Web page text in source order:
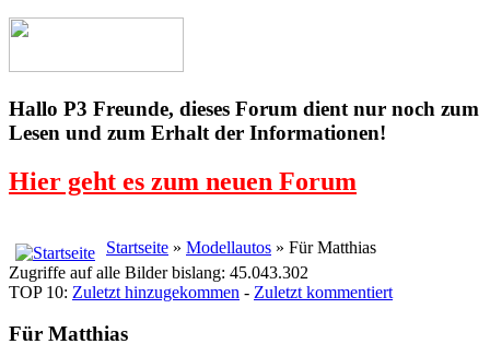
Hallo P3 Freunde, dieses Forum dient nur noch zum
Lesen und zum Erhalt der Informationen!
Hier geht es zum neuen Forum
Startseite » Modellautos » Für Matthias
Zugriffe auf alle Bilder bislang: 45.043.302
TOP 10: Zuletzt hinzugekommen - Zuletzt kommentiert
Für Matthias